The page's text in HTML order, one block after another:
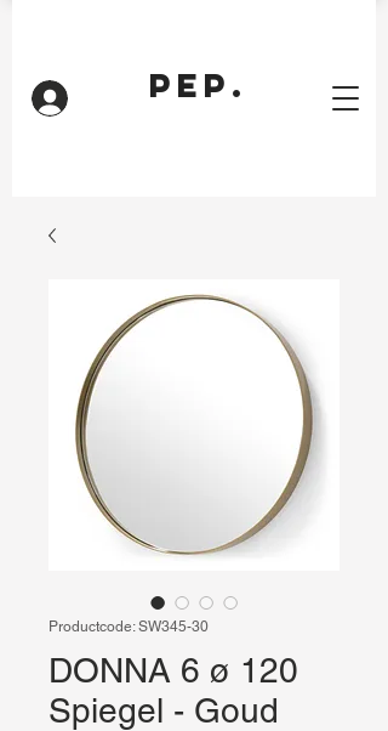
PEP.
Productcode: SW345-30
DONNA 6 ø 120
Spiegel - Goud